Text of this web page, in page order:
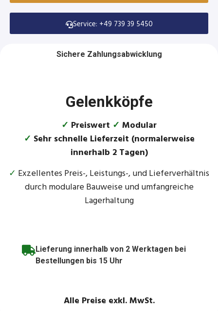
Service: +49 739 39 5450
Sichere Zahlungsabwicklung
Gelenkköpfe
✓ Preiswert ✓ Modular
✓ Sehr schnelle Lieferzeit (normalerweise
innerhalb 2 Tagen)
✓ Exzellentes Preis-, Leistungs-, und Lieferverhältnis
durch modulare Bauweise und umfangreiche
Lagerhaltung
Lieferung innerhalb von 2 Werktagen bei
Bestellungen bis 15 Uhr
Alle Preise exkl. MwSt.